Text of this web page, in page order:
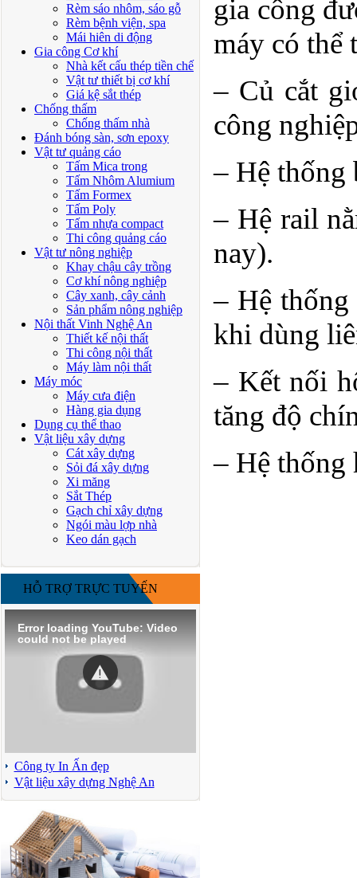
Rèm sáo nhôm, sáo gỗ
Rèm bệnh viện, spa
Mái hiên di động
Gia công Cơ khí
Nhà kết cấu thép tiền chế
Vật tư thiết bị cơ khí
Giá kệ sắt thép
Chống thấm
Chống thấm nhà
Đánh bóng sàn, sơn epoxy
Vật tư quảng cáo
Tấm Mica trong
Tấm Nhôm Alumium
Tấm Formex
Tấm Poly
Tấm nhựa compact
Thi công quảng cáo
Vật tư nông nghiệp
Khay chậu cây trồng
Cơ khí nông nghiệp
Cây xanh, cây cảnh
Sản phẩm nông nghiệp
Nội thất Vinh Nghệ An
Thiết kế nội thất
Thi công nội thất
Máy làm nội thất
Máy móc
Máy cưa điện
Hàng gia dụng
Dụng cụ thể thao
Vật liệu xây dựng
Cát xây dựng
Sỏi đá xây dựng
Xi măng
Sắt Thép
Gạch chỉ xây dựng
Ngói màu lợp nhà
Keo dán gạch
HỖ TRỢ TRỰC TUYẾN
Error loading YouTube: Video
could not be played
Công ty In Ấn đẹp
Vật liệu xây dựng Nghệ An
gia công
máy có thể
– Củ cắt
công
– Hệ thống
– Hệ rail
nay).
– Hệ
khi dùng
– Kết nối
tăng độ
– Hệ thống